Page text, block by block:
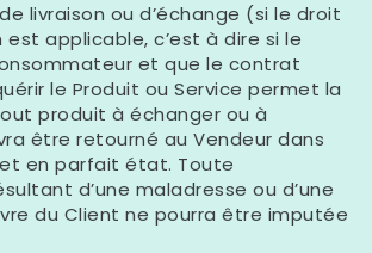
livraison ou d’échange (si le droit
applicable, c’est à dire si le
et que le contrat
le Produit ou Service permet la
produit à échanger ou à
être retourné au Vendeur dans
en parfait état. Toute
d’une maladresse ou d’une
du Client ne pourra être imputée